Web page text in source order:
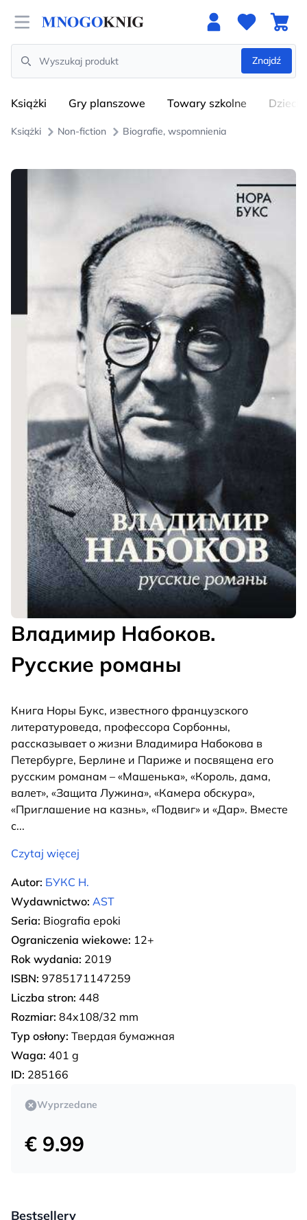
Open menu
Search
Znajdź
Książki Gry planszowe Towary szkolne
Książki Non-fiction Biografie, wspomnienia
Владимир Набоков.
Русские романы
Книга Норы Букс, известного французского
литературоведа, профессора Сорбонны,
рассказывает о жизни Владимира Набокова в
Петербурге, Берлине и Париже и посвящена его
русским романам – «Машенька», «Король, дама,
валет», «Защита Лужина», «Камера обскура»,
«Приглашение на казнь», «Подвиг» и «Дар». Вместе
с...
Czytaj więcej
Autor: БУКС Н.
Wydawnictwo: AST
Seria: Biografia epoki
Ograniczenia wiekowe: 12+
Rok wydania: 2019
ISBN: 9785171147259
Liczba stron: 448
Rozmiar: 84x108/32 mm
Typ osłony: Твердая бумажная
Waga: 401 g
ID: 285166
Wyprzedane
€ 9.99
Bestsellery